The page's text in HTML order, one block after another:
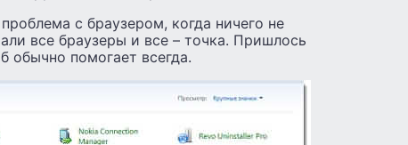
с браузером, когда ничего не
все браузеры и все – точка. Пришлось
обычно помогает всегда.